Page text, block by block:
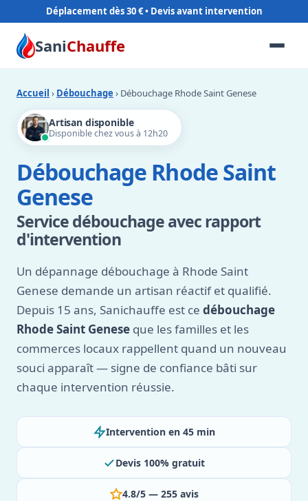
Déplacement dès 30 €
SaniChauffe
Accueil › Débouchage › Débouchage Rhode Saint Genese
Artisan disponible
Disponible chez vous à 12h20
Débouchage Rhode Saint
Genese
Service débouchage avec rapport
d'intervention
Un dépannage débouchage à Rhode Saint
Genese demande un artisan réactif et qualifié.
Depuis 15 ans, Sanichauffe est ce débouchage
Rhode Saint Genese que les familles et les
commerces locaux rappellent quand un nouveau
souci apparaît — signe de confiance bâti sur
chaque intervention réussie.
Intervention en 45 min
Devis 100% gratuit
4.8/5 — 255 avis